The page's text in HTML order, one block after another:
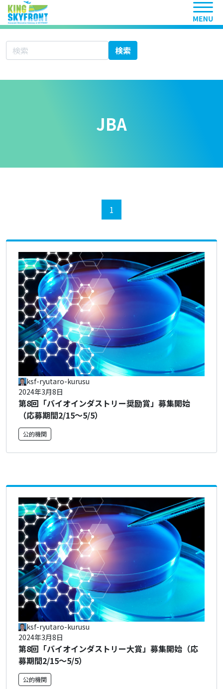
ヘッ
サイト内検索 検索
JBA
1
第8回「バイオインダストリー奨励賞」募集開始
（応募期間2/15～5/5）
2024年3月8日
ksf-ryutaro-kurusu
公的機関
第8回「バイオインダストリー大賞」募集開始（応
募期間2/15～5/5）
2024年3月8日
ksf-ryutaro-kurusu
公的機関